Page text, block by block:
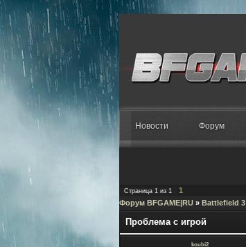
Новости Форум
Страница 1 из 1
1
Форум BFGAME|RU » Battlefield 3
Проблема с игрой
koubi2